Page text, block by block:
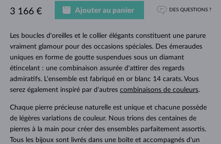
Les boucles d'oreilles et le collier élégants constituent une parure
vraiment glamour pour des occasions spéciales. Des émeraudes
uniques en forme de goutte suspendues sous un diamant
étincelant : une combinaison assurée d'attirer des regards
admiratifs. L'ensemble est fabriqué en or blanc 14 carats. Vous
serez également inspiré par d'autres combinaisons de couleurs.
Chaque pierre précieuse naturelle est unique et chacune possède
de légères variations de couleur. Nous trions des centaines de
pierres à la main pour créer des ensembles parfaitement assortis.
Tous les bijoux sont livrés dans une boîte et accompagnés d'un
3 166 € Ajouter au panier DES QUESTIONS ?